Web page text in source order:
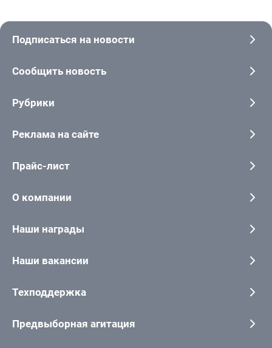
Подписаться на новости
Сообщить новость
Рубрики
Реклама на сайте
Прайс-лист
О компании
Наши награды
Наши вакансии
Техподдержка
Предвыборная агитация